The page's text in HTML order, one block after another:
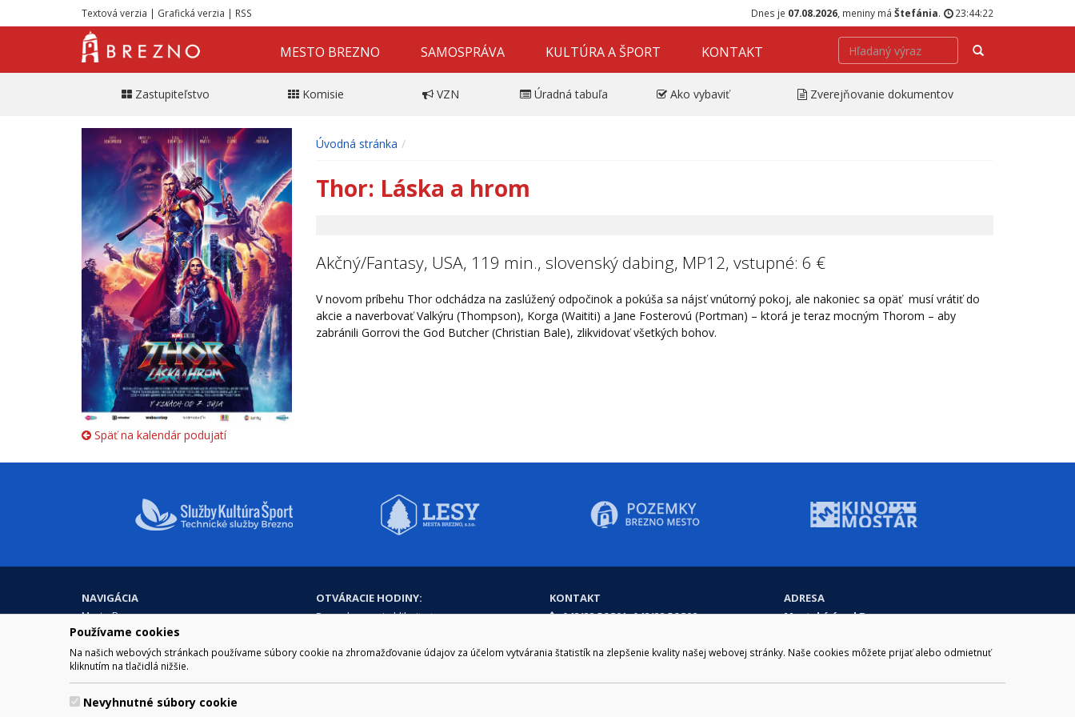
Používame cookies
Na našich webových stránkach používame súbory cookie na zhromažďovanie údajov za účelom vytvárania štatistík na zlepšenie kvality našej webovej stránky. Naše cookies môžete prijať alebo odmietnuť
kliknutím na tlačidlá nižšie.
Nevyhnutné súbory cookie
Textová verzia | Grafická verzia | RSS Dnes je 07.08.2026 , meniny má Štefánia. 23:44:22
MESTO BREZNO SAMOSPRÁVA KULTÚRA A ŠPORT KONTAKT Hľadať
Zastupiteľstvo Komisie VZN Úradná tabuľa Ako vybaviť Zverejňovanie dokumentov
Späť na kalendár podujatí
Úvodná stránka
Thor: Láska a hrom
Akčný/Fantasy, USA, 119 min., slovenský dabing, MP12, vstupné: 6 €
V novom príbehu Thor odchádza na zaslúžený odpočinok a pokúša sa nájsť vnútorný pokoj, ale nakoniec sa opäť musí vrátiť do
akcie a naverbovať Valkýru (Thompson), Korga (Waititi) a Jane Fosterovú (Portman) – ktorá je teraz mocným Thorom – aby
zabránili Gorrovi the God Butcher (Christian Bale), zlikvidovať všetkých bohov.
NAVIGÁCIA
Mesto Brezno
Samospráva
Kultúra a šport
Kontakt
OTVÁRACIE HODINY:
Pre zobrazenie kliknite tu:
Obedňajšia prestávka
KONTAKT
048/28 56 301, 048/28 56 302
ADRESA
Mestský úrad Brezno
977 01 Brezno
Slovakia (Slovak Republic)